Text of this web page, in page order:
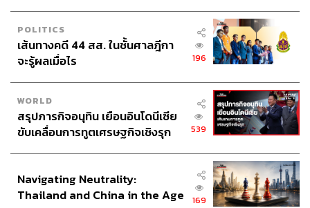
POLITICS
เส้นทางคดี 44 สส. ในชั้นศาลฎีกา
จะรู้ผลเมื่อไร
196
WORLD
สรุปภารกิจอนุทิน เยือนอินโดนีเซีย
ขับเคลื่อนการทูตเศรษฐกิจเชิงรุก
539
Navigating Neutrality:
Thailand and China in the Age
169